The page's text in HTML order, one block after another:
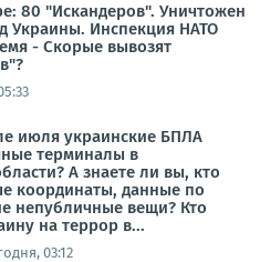
80 "Искандеров". Уничтожен
Украины. Инспекция НАТО
- Скорые вывозят
июля украинские БПЛА
терминалы в
А знаете ли вы, кто
координаты, данные по
непубличные вещи? Кто
на террор в...
03:12